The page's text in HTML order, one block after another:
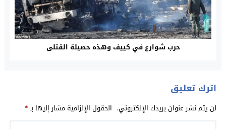
حرب شوارع في كييف وهذه حصيلة القتلى
اترك تعليق
لن يتم نشر عنوان بريدك الإلكتروني. الحقول الإلزامية مشار إليها بـ*